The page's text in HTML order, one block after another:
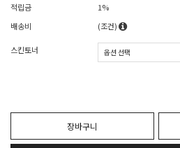
적립금
1%
배송비
(조건)
스킨토너
장바구니